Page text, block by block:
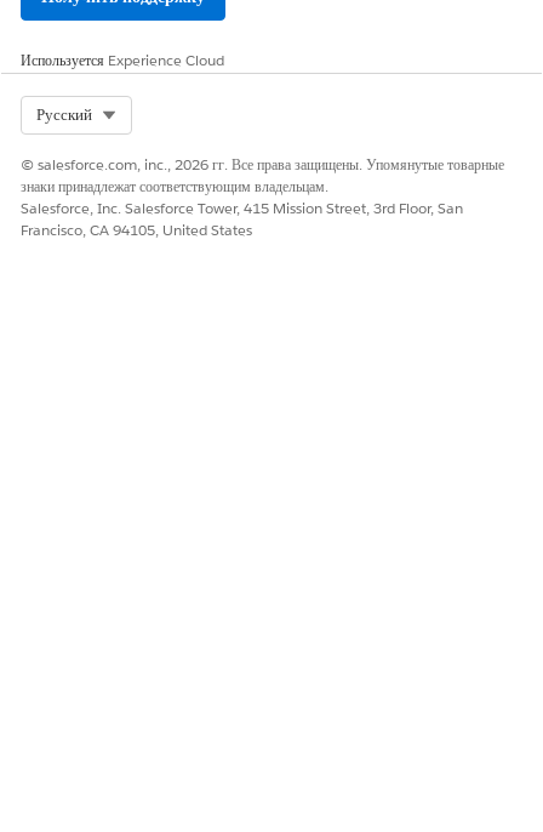
подтвердить перед публикацией, хотите ли вы, чтобы
не работает в офисном Wi-Fi Чикаго после многофакторной
проверки подлинности?
Джон: Да, добавьте эти сведения.
добавлен в стандарт INC-004812. Его можно просмотреть
на временной шкале действий над билетами.
Используется Experience Cloud
Русский
© salesforce.com, inc., 2026 гг. Все права защищены. Упомянутые товарные
знаки принадлежат соответствующим владельцам.
Salesforce, Inc. Salesforce Tower, 415 Mission Street, 3rd Floor, San
Francisco, CA 94105, United States